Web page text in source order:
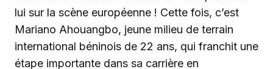
lui sur la scène européenne ! Cette fois, c’est
Mariano Ahouangbo, jeune milieu de terrain
international béninois de 22 ans, qui franchit une
étape importante dans sa carrière en